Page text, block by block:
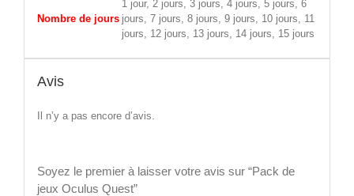
Nombre de jours
1 jour, 2 jours, 3 jours, 4 jours, 5 jours, 6
jours, 7 jours, 8 jours, 9 jours, 10 jours, 11
jours, 12 jours, 13 jours, 14 jours, 15 jours
Avis
Il n’y a pas encore d’avis.
Soyez le premier à laisser votre avis sur “Pack de
jeux Oculus Quest”